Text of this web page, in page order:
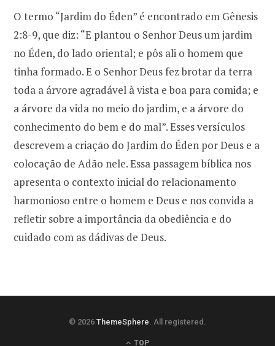
O termo “Jardim do Éden” é encontrado em Gênesis
2:8-9, que diz: “E plantou o Senhor Deus um jardim
no Éden, do lado oriental; e pôs ali o homem que
tinha formado. E o Senhor Deus fez brotar da terra
toda a árvore agradável à vista e boa para comida; e
a árvore da vida no meio do jardim, e a árvore do
conhecimento do bem e do mal”. Esses versículos
descrevem a criação do Jardim do Éden por Deus e a
colocação de Adão nele. Essa passagem bíblica nos
apresenta o contexto inicial do relacionamento
harmonioso entre o homem e Deus e nos convida a
refletir sobre a importância da obediência e do
cuidado com as dádivas de Deus.
© 2026 ThemeSphere. All registered.
TOP